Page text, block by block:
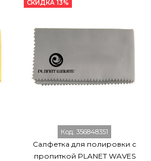
СКИДКА 13%
Код: 356848351
Салфетка для полировки с
пропиткой PLANET WAVES